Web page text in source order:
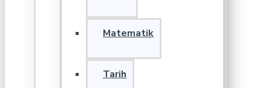
Matematik
Tarih